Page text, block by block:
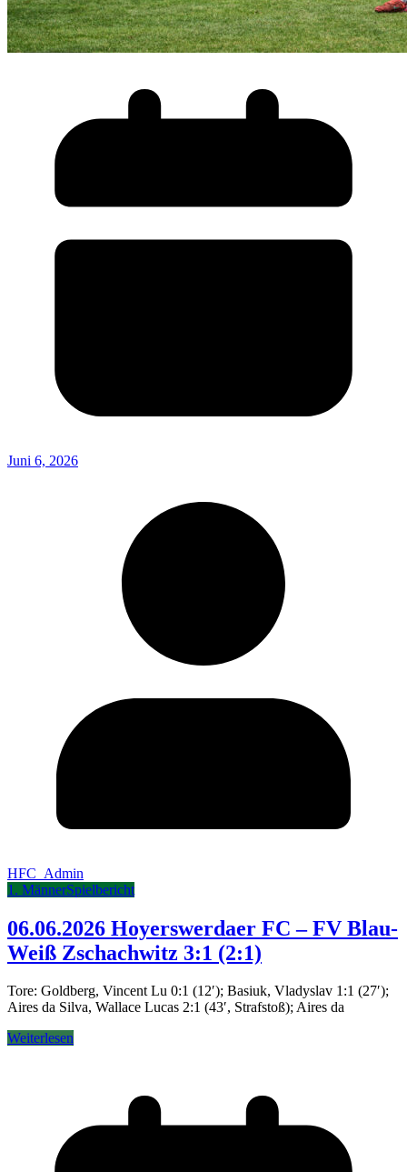
Juni 6, 2026
HFC_Admin
1. MännerSpielbericht
06.06.2026 Hoyerswerdaer FC – FV Blau-
Weiß Zschachwitz 3:1 (2:1)
Tore: Goldberg, Vincent Lu 0:1 (12′); Basiuk, Vladyslav 1:1 (27′);
Aires da Silva, Wallace Lucas 2:1 (43′, Strafstoß); Aires da
Weiterlesen